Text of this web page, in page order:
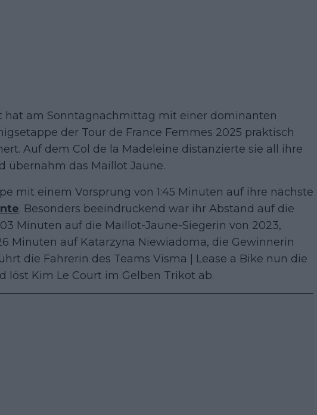
hat am Sonntagnachmittag mit einer dominanten
der Tour de France Femmes 2025 praktisch
Auf dem Col de la Madeleine distanzierte sie all ihre
übernahm das Maillot Jaune.
mit einem Vorsprung von 1:45 Minuten auf ihre nächste
. Besonders beeindruckend war ihr Abstand auf die
Minuten auf die Maillot-Jaune-Siegerin von 2023,
Minuten auf Katarzyna Niewiadoma, die Gewinnerin
die Fahrerin des Teams Visma | Lease a Bike nun die
löst Kim Le Court im Gelben Trikot ab.